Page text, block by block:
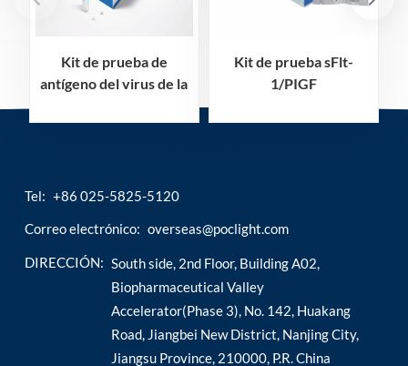
Kit de prueba de
antígeno del virus de la
Kit de prueba sFlt-
1/PIGF
quimioluminiscencia)
Tel: +86 025-5825-5120
Correo electrónico: overseas@poclight.com
DIRECCIÓN: South side, 2nd Floor, Building A02,
Biopharmaceutical Valley
Accelerator(Phase 3), No. 142, Huakang
Road, Jiangbei New District, Nanjing City,
Jiangsu Province, 210000, P.R. China